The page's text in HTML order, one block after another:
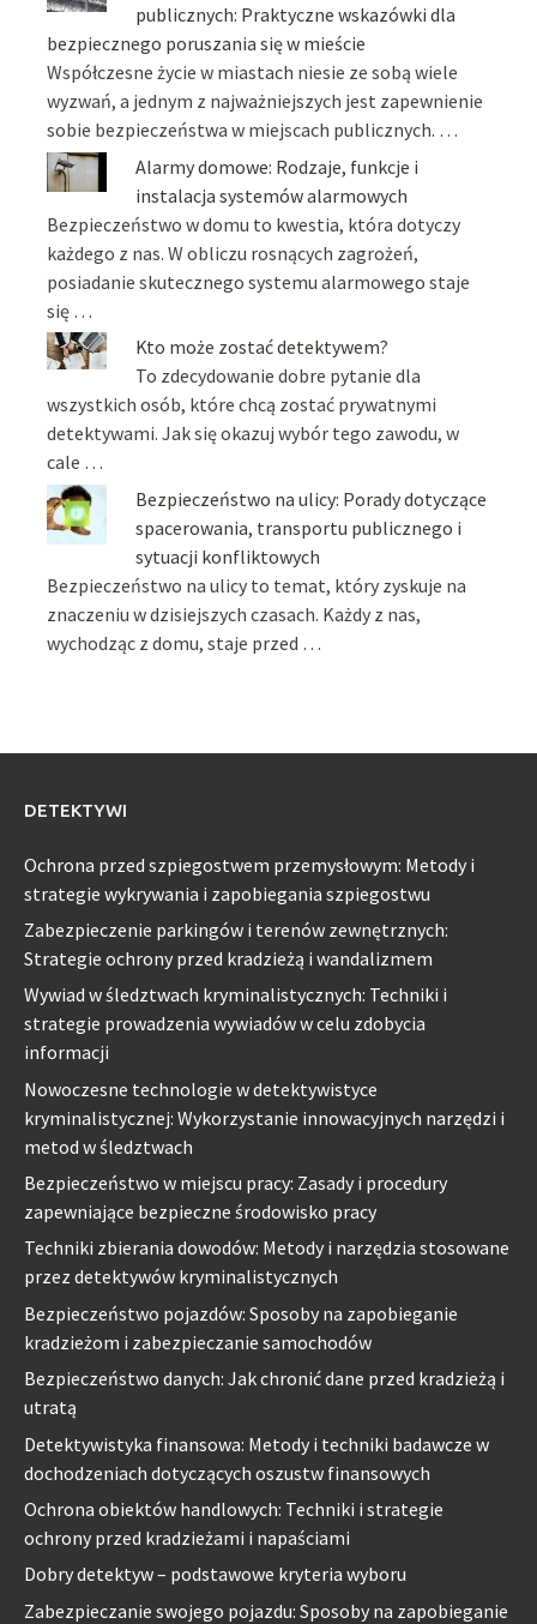
publicznych: Praktyczne wskazówki dla
bezpiecznego poruszania się w mieście
Współczesne życie w miastach niesie ze sobą wiele
wyzwań, a jednym z najważniejszych jest zapewnienie
sobie bezpieczeństwa w miejscach publicznych. …
Alarmy domowe: Rodzaje, funkcje i
instalacja systemów alarmowych
Bezpieczeństwo w domu to kwestia, która dotyczy
każdego z nas. W obliczu rosnących zagrożeń,
posiadanie skutecznego systemu alarmowego staje
się …
Kto może zostać detektywem?
To zdecydowanie dobre pytanie dla
wszystkich osób, które chcą zostać prywatnymi
detektywami. Jak się okazuj wybór tego zawodu, w
cale …
Bezpieczeństwo na ulicy: Porady dotyczące
spacerowania, transportu publicznego i
sytuacji konfliktowych
Bezpieczeństwo na ulicy to temat, który zyskuje na
znaczeniu w dzisiejszych czasach. Każdy z nas,
wychodząc z domu, staje przed …
DETEKTYWI
Ochrona przed szpiegostwem przemysłowym: Metody i
strategie wykrywania i zapobiegania szpiegostwu
Zabezpieczenie parkingów i terenów zewnętrznych:
Strategie ochrony przed kradzieżą i wandalizmem
Wywiad w śledztwach kryminalistycznych: Techniki i
strategie prowadzenia wywiadów w celu zdobycia
informacji
Nowoczesne technologie w detektywistyce
kryminalistycznej: Wykorzystanie innowacyjnych narzędzi i
metod w śledztwach
Bezpieczeństwo w miejscu pracy: Zasady i procedury
zapewniające bezpieczne środowisko pracy
Techniki zbierania dowodów: Metody i narzędzia stosowane
przez detektywów kryminalistycznych
Bezpieczeństwo pojazdów: Sposoby na zapobieganie
kradzieżom i zabezpieczanie samochodów
Bezpieczeństwo danych: Jak chronić dane przed kradzieżą i
utratą
Detektywistyka finansowa: Metody i techniki badawcze w
dochodzeniach dotyczących oszustw finansowych
Ochrona obiektów handlowych: Techniki i strategie
ochrony przed kradzieżami i napaściami
Dobry detektyw – podstawowe kryteria wyboru
Zabezpieczanie swojego pojazdu: Sposoby na zapobieganie